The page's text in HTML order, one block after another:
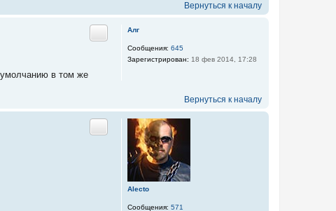
Вернуться к началу
Алг
Сообщения: 645
Зарегистрирован: 18 фев 2014, 17:28
Цитата
умолчанию в том же
Вернуться к началу
Alecto
Сообщения: 571
Цитата